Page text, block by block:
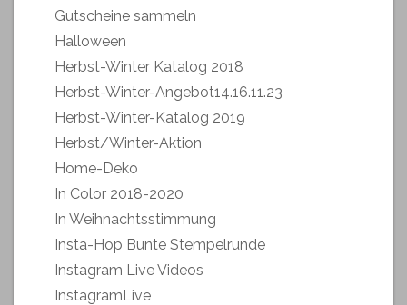
Gutscheine sammeln
Halloween
Herbst-Winter Katalog 2018
Herbst-Winter-Angebot14.16.11.23
Herbst-Winter-Katalog 2019
Herbst/Winter-Aktion
Home-Deko
In Color 2018-2020
In Weihnachtsstimmung
Insta-Hop Bunte Stempelrunde
Instagram Live Videos
InstagramLive